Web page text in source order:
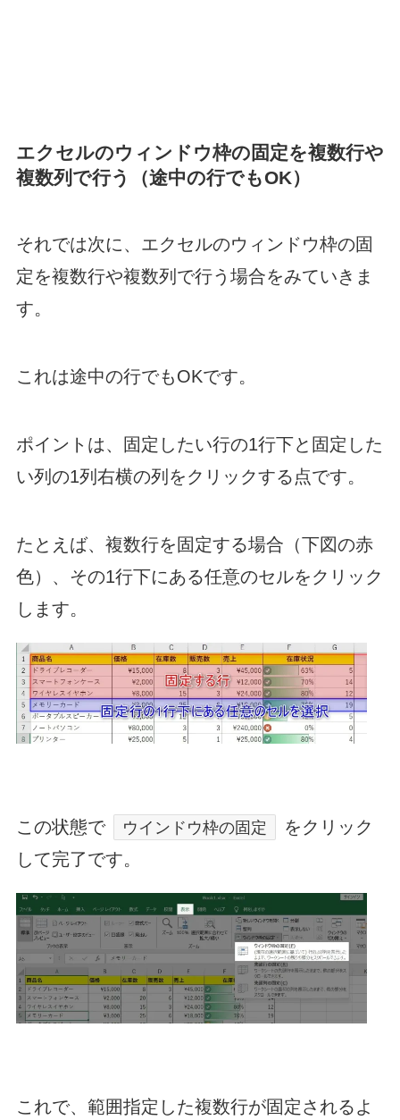
エクセルのウィンドウ枠の固定を複数行や
複数列で行う（途中の行でもOK）
それでは次に、エクセルのウィンドウ枠の固
定を複数行や複数列で行う場合をみていきま
す。
これは途中の行でもOKです。
ポイントは、固定したい行の1行下と固定した
い列の1列右横の列をクリックする点です。
たとえば、複数行を固定する場合（下図の赤
色）、その1行下にある任意のセルをクリック
します。
この状態で ウインドウ枠の固定
をクリック
して完了です。
これで、範囲指定した複数行が固定されるよ